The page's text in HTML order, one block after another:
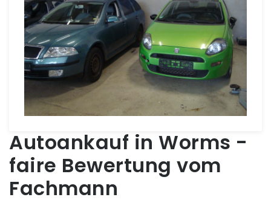
Autoankauf in Worms -
faire Bewertung vom
Fachmann